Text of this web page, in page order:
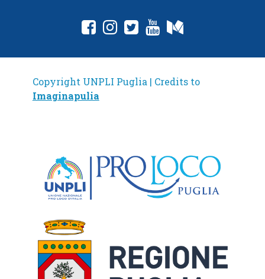
fab fa-facebook-square
fab fa-instagram
fab fa-twitter-square
fab fa-youtube
Copyright UNPLI Puglia | Credits to
Imaginapulia